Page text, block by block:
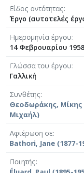
Είδος οντότητας
Έργο (αυτοτελές
Ημερομηνία έργου
14 Φεβρουαρίου 1958
Γλώσσα του έργου
Γαλλική
Συνθέτης
Θεοδωράκης, Μίκης
Μιχαήλ)
Αφιέρωση σε
Bathori, Jane (1877-
Ποιητής